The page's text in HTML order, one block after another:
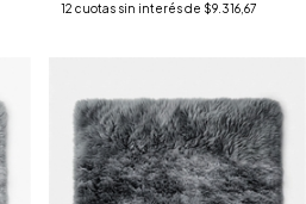
12 cuotas sin interés de $9.316,67